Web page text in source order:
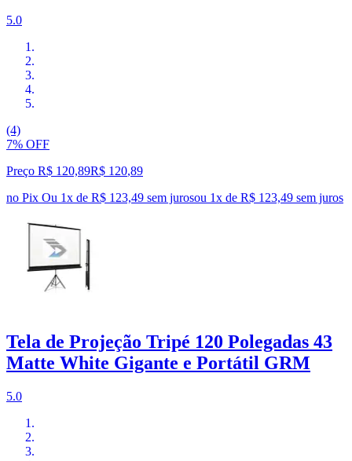
5.0
(4)
7% OFF
Preço R$ 120,89R$ 120,89
no Pix Ou 1x de R$ 123,49 sem jurosou 1x de R$ 123,49 sem juros
Tela de Projeção Tripé 120 Polegadas 43
Matte White Gigante e Portátil GRM
5.0